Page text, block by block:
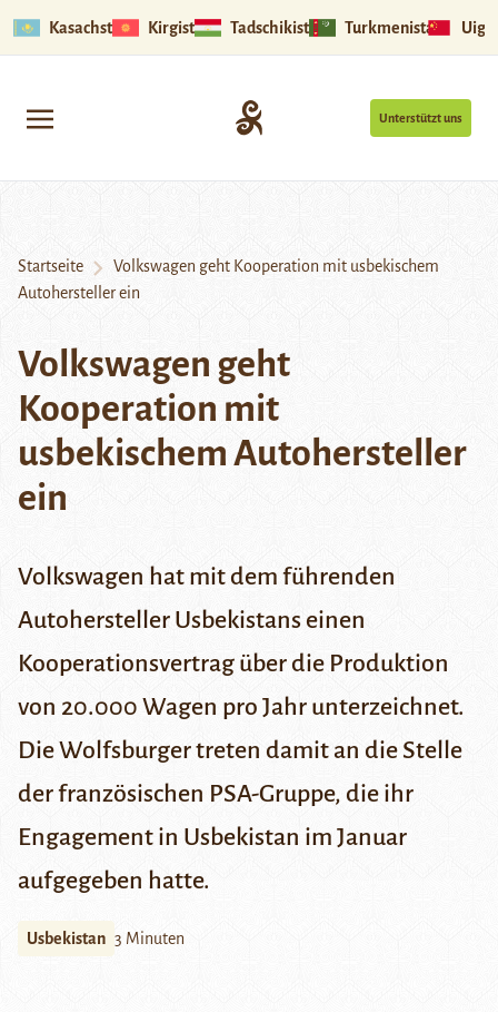
Kasachstan Kirgistan Tadschikistan Turkmenistan
Unterstützt uns
Startseite
Volkswagen geht Kooperation mit usbekischem
Autohersteller ein
Volkswagen geht
Kooperation mit
usbekischem Autohersteller
ein
Volkswagen hat mit dem führenden
Autohersteller Usbekistans einen
Kooperationsvertrag über die Produktion
von 20.000 Wagen pro Jahr unterzeichnet.
Die Wolfsburger treten damit an die Stelle
der französischen PSA-Gruppe, die ihr
Engagement in Usbekistan im Januar
aufgegeben hatte.
Usbekistan 3 Minuten